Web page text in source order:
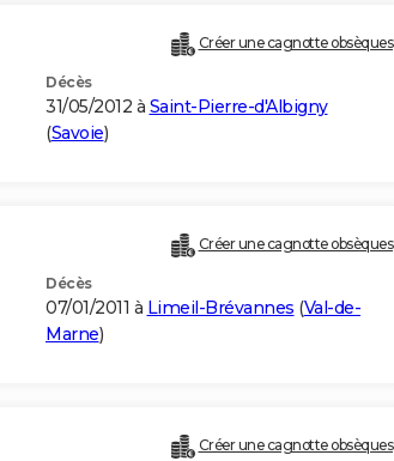
Créer une cagnotte obsèques
Décès
31/05/2012 à Saint-Pierre-d'Albigny
(Savoie)
Créer une cagnotte obsèques
Décès
07/01/2011 à Limeil-Brévannes (Val-de-
Marne)
Créer une cagnotte obsèques